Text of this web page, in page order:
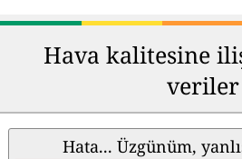
Hava kalitesine
veriler
Hata... Üzgünüm,